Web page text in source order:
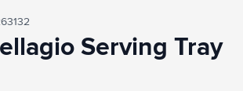
Serving Tray